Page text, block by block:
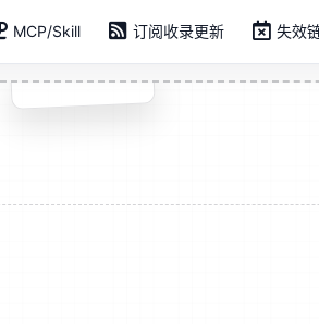
MCP/Skill 订阅收录更新 失效